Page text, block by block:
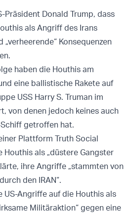
Präsident Donald Trump, dass
als Angriff des Irans
Konsequenzen
haben die Houthis am
eine ballistische Rakete auf
USS Harry S. Truman im
von denen jedoch keines auch
getroffen hat.
Plattform Truth Social
Houthis als „düstere Gangster
ihre Angriffe „stammten von
den IRAN“.
US-Angriffe auf die Houthis als
Militäraktion“ gegen eine